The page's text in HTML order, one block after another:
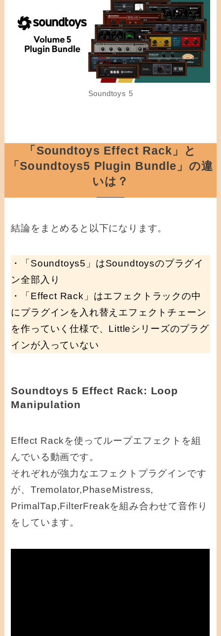
Soundtoys 5
「Soundtoys Effect Rack」と
「Soundtoys5 Plugin Bundle」の違
いは？
結論をまとめると以下になります。
・「Soundtoys5」はSoundtoysのプラグイ
ン全部入り
・「Effect Rack」はエフェクトラックの中
にプラグインを入れ替えエフェクトチェーン
を作っていく仕様で、Littleシリーズのプラグ
インが入っていない
Soundtoys 5 Effect Rack: Loop
Manipulation
Effect Rackを使ってループエフェクトを組
んでいる動画です。
それぞれが強力なエフェクトプラグインです
が、Tremolator,PhaseMistress,
PrimalTap,FilterFreakを組み合わせて音作り
をしています。